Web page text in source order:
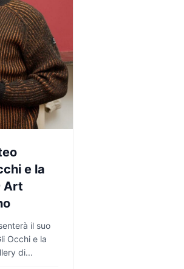
e la
Art
il suo
Occhi e la
di...